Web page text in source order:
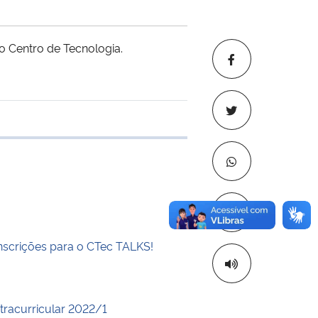
Copiar para
Centro de Tecnologia.
transferência
para o CTec TALKS!
2022/1